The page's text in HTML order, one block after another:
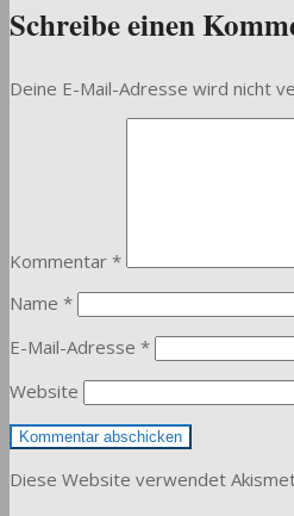
Schreibe einen
Deine E-Mail-Adresse wird nicht
Kommentar *
Name *
E-Mail-Adresse *
Website
Diese Website verwendet